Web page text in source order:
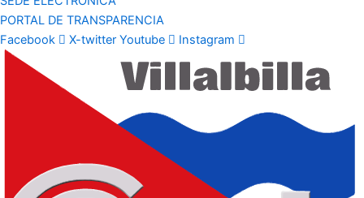
PORTAL DE TRANSPARENCIA
Facebook
X-twitter Youtube Instagram